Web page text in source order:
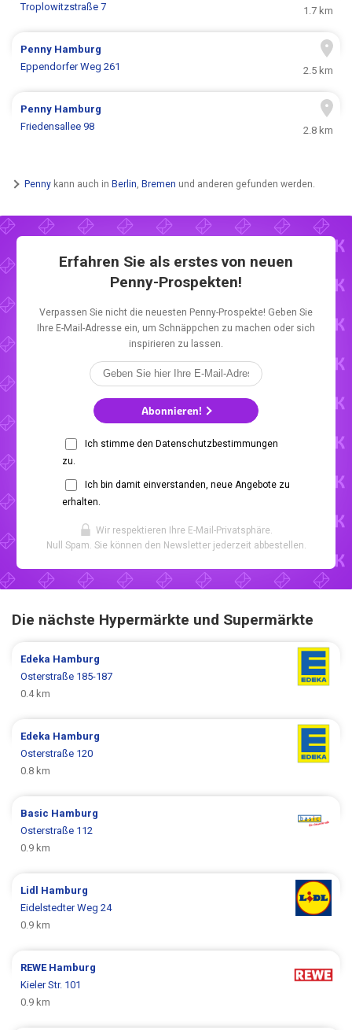
Troplowitzstraße 7
1.7 km
Penny Hamburg
Eppendorfer Weg 261
2.5 km
Penny Hamburg
Friedensallee 98
2.8 km
Penny kann auch in Berlin, Bremen und anderen gefunden werden.
Erfahren Sie als erstes von neuen
Penny-Prospekten!
Verpassen Sie nicht die neuesten Penny-Prospekte! Geben Sie
Ihre E-Mail-Adresse ein, um Schnäppchen zu machen oder sich
inspirieren zu lassen.
Abonnieren!
Ich stimme den Datenschutzbestimmungen
zu.
Ich bin damit einverstanden, neue Angebote zu
erhalten.
Wir respektieren Ihre E-Mail-Privatsphäre.
Null Spam. Sie können den Newsletter jederzeit abbestellen.
Die nächste Hypermärkte und Supermärkte
Edeka Hamburg
Osterstraße 185-187
0.4 km
Edeka Hamburg
Osterstraße 120
0.8 km
Basic Hamburg
Osterstraße 112
0.9 km
Lidl Hamburg
Eidelstedter Weg 24
0.9 km
REWE Hamburg
Kieler Str. 101
0.9 km